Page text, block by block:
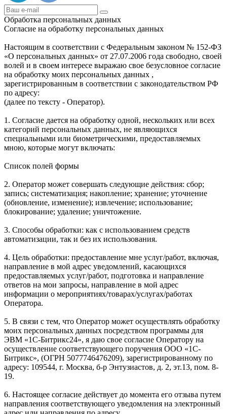
Обработка персональных данных
Согласие на обработку персональных данных
Настоящим в соответствии с Федеральным законом № 152-ФЗ
«О персональных данных» от 27.07.2006 года свободно, своей
волей и в своем интересе выражаю свое безусловное согласие
на обработку моих персональных данных ,
зарегистрированным в соответствии с законодательством РФ
по адресу:
(далее по тексту - Оператор).
1. Согласие дается на обработку одной, нескольких или всех
категорий персональных данных, не являющихся
специальными или биометрическими, предоставляемых
мною, которые могут включать:
Список полей формы
2. Оператор может совершать следующие действия: сбор;
запись; систематизация; накопление; хранение; уточнение
(обновление, изменение); извлечение; использование;
блокирование; удаление; уничтожение.
3. Способы обработки: как с использованием средств
автоматизации, так и без их использования.
4. Цель обработки: предоставление мне услуг/работ, включая,
направление в мой адрес уведомлений, касающихся
предоставляемых услуг/работ, подготовка и направление
ответов на мои запросы, направление в мой адрес
информации о мероприятиях/товарах/услугах/работах
Оператора.
5. В связи с тем, что Оператор может осуществлять обработку
моих персональных данных посредством программы для
ЭВМ «1С-Битрикс24», я даю свое согласие Оператору на
осуществление соответствующего поручения ООО «1С-
Битрикс», (ОГРН 5077746476209), зарегистрированному по
адресу: 109544, г. Москва, б-р Энтузиастов, д. 2, эт.13, пом. 8-
19.
6. Настоящее согласие действует до момента его отзыва путем
направления соответствующего уведомления на электронный